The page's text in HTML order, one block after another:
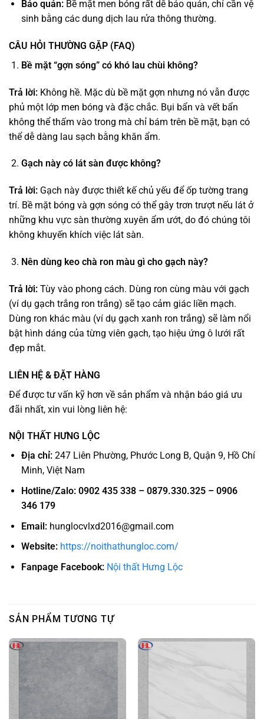
Bảo quản:Bề mặt men bóng rất dễ bảo quản, chỉ cần vệ
sinh bằng các dung dịch lau rửa thông thường.
CÂU HỎI THƯỜNG GẶP (FAQ)
Bề mặt “gợn sóng” có khó lau chùi không?
Trả lời: Không hề. Mặc dù bề mặt gợn nhưng nó vẫn được
phủ một lớp men bóng và đặc chắc. Bụi bẩn và vết bẩn
không thể thấm vào trong mà chỉ bám trên bề mặt, bạn có
thể dễ dàng lau sạch bằng khăn ẩm.
Gạch này có lát sàn được không?
Trả lời: Gạch này được thiết kế chủ yếu để ốp tường trang
trí. Bề mặt bóng và gợn sóng có thể gây trơn trượt nếu lát ở
những khu vực sàn thường xuyên ẩm ướt, do đó chúng tôi
không khuyến khích việc lát sàn.
Nên dùng keo chà ron màu gì cho gạch này?
Trả lời: Tùy vào phong cách. Dùng ron cùng màu với gạch
(ví dụ gạch trắng ron trắng) sẽ tạo cảm giác liền mạch.
Dùng ron khác màu (ví dụ gạch xanh ron trắng) sẽ làm nổi
bật hình dáng của từng viên gạch, tạo hiệu ứng ô lưới rất
đẹp mắt.
LIÊN HỆ & ĐẶT HÀNG
Để được tư vấn kỹ hơn về sản phẩm và nhận báo giá ưu
đãi nhất, xin vui lòng liên hệ:
NỘI THẤT HƯNG LỘC
Địa chỉ:247 Liên Phường, Phước Long B, Quận 9, Hồ Chí
Minh, Việt Nam
Hotline/Zalo: 0902 435 338 – 0879.330.325 – 0906
346 179
Email:hunglocvlxd2016@gmail.com
Website: https://noithathungloc.com/
Fanpage Facebook: Nội thất Hưng Lộc
SẢN PHẨM TƯƠNG TỰ